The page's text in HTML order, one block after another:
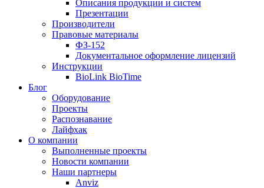
Описания продукции и систем
Презентации
Производители
Правовые материалы
ФЗ-152
Документальное оформление лицензий
Инструкции
BioLink BioTime
Блог
Оборудование
Проекты
Распознавание
Лайфхак
О компании
Выполненные проекты
Новости компании
Наши партнеры
Anviz